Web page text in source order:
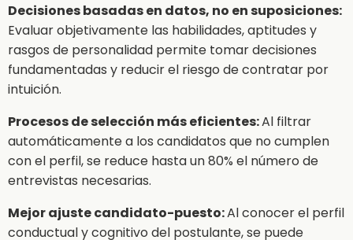
Decisiones basadas en datos, no en suposiciones:
Evaluar objetivamente las habilidades, aptitudes y
rasgos de personalidad permite tomar decisiones
fundamentadas y reducir el riesgo de contratar por
intuición.
Procesos de selección más eficientes:Al filtrar
automáticamente a los candidatos que no cumplen
con el perfil, se reduce hasta un 80% el número de
entrevistas necesarias.
Mejor ajuste candidato-puesto:Al conocer el perfil
conductual y cognitivo del postulante, se puede